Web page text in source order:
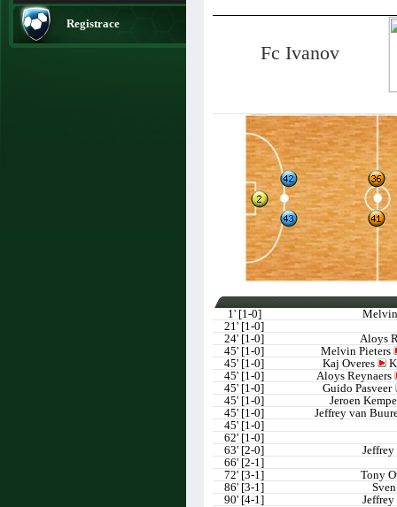
Registrace
Fc Ivanov
1' [1-0]
21' [1-0]
24' [1-0]
Aloys
45' [1-0]
Melvin Pieters
45' [1-0]
Kaj Overes
45' [1-0]
Aloys Reynaers
45' [1-0]
Guido Pasveer
45' [1-0]
Jeroen
45' [1-0]
Jeffrey van
45' [1-0]
62' [1-0]
63' [2-0]
66' [2-1]
72' [3-1]
Tony
86' [3-1]
90' [4-1]